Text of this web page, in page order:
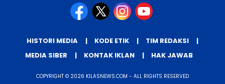
HISTORI MEDIA KODE ETIK
TIM REDAKSI
MEDIA SIBER
KONTAK IKLAN HAK JAWAB
COPYRIGHT © 2026 KILASNEWS.COM - ALL RIGHTS RESERVED